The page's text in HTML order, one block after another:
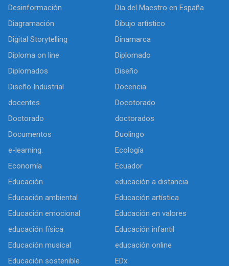
Desinformación
Día del Maestro en España
Diagramación
Dibujo artìstico
Digital Storytelling
Dinamarca
Diploma on line
Diplomado
Diplomados
Diseño
Diseño Industrial
Docencia
docentes
Docotorado
Doctorado
doctorados
Documentos
Duolingo
e-learning.
Ecología
Economía
Ecuador
Educación
educación a distancia
Educación ambiental
Educación artística
Educación emocional
Educación en valores
educación física
Educación infantil
Educación musical
educación online
Educación sostenible
EDx